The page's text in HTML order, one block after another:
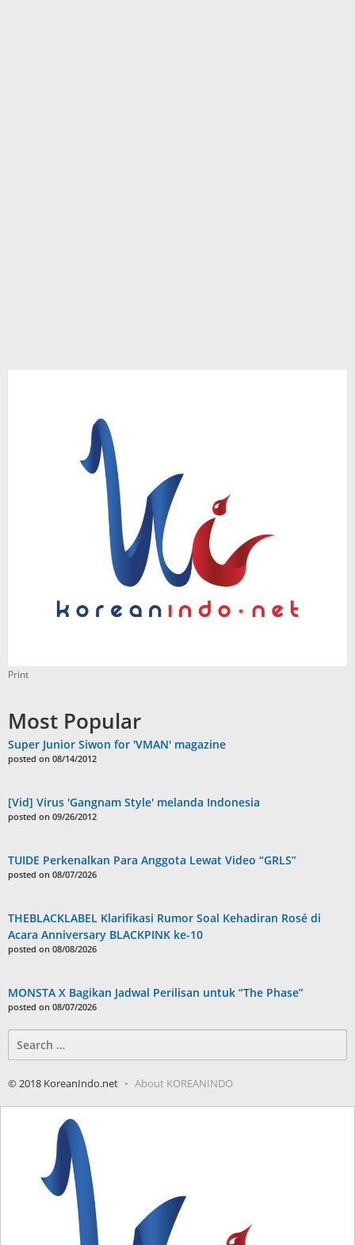
Print
Most Popular
Super Junior Siwon for 'VMAN' magazine
posted on 08/14/2012
[Vid] Virus 'Gangnam Style' melanda Indonesia
posted on 09/26/2012
TUIDE Perkenalkan Para Anggota Lewat Video “GRLS”
posted on 08/07/2026
THEBLACKLABEL Klarifikasi Rumor Soal Kehadiran Rosé di
Acara Anniversary BLACKPINK ke-10
posted on 08/08/2026
MONSTA X Bagikan Jadwal Perilisan untuk “The Phase”
posted on 08/07/2026
for:
© 2018 KoreanIndo.net About KOREANINDO